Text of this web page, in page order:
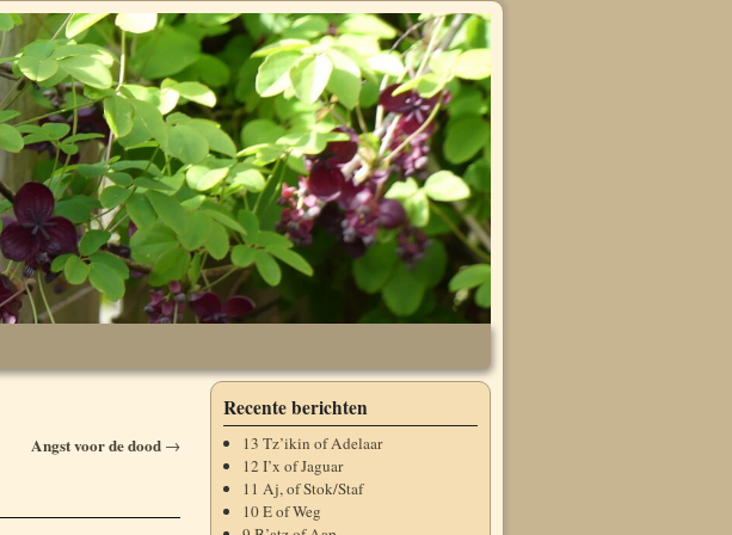
Angst voor de dood →
Recente berichten
13 Tz’ikin of Adelaar
12 I’x of Jaguar
11 Aj, of Stok/Staf
10 E of Weg